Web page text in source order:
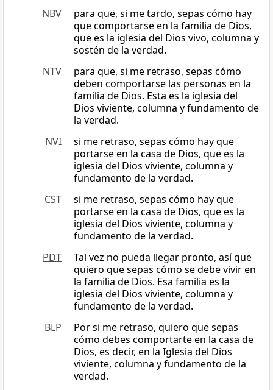
NBV
para que, si me tardo, sepas cómo hay
que comportarse en la familia de Dios,
que es la iglesia del Dios vivo, columna y
sostén de la verdad.
NTV
para que, si me retraso, sepas cómo
deben comportarse las personas en la
familia de Dios. Esta es la iglesia del
Dios viviente, columna y fundamento de
la verdad.
NVI
si me retraso, sepas cómo hay que
portarse en la casa de Dios, que es la
iglesia del Dios viviente, columna y
fundamento de la verdad.
CST
si me retraso, sepas cómo hay que
portarse en la casa de Dios, que es la
iglesia del Dios viviente, columna y
fundamento de la verdad.
PDT
Tal vez no pueda llegar pronto, así que
quiero que sepas cómo se debe vivir en
la familia de Dios. Esa familia es la
iglesia del Dios viviente, columna y
fundamento de la verdad.
BLP
Por si me retraso, quiero que sepas
cómo debes comportarte en la casa de
Dios, es decir, en la Iglesia del Dios
viviente, columna y fundamento de la
verdad.